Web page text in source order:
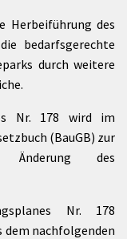
Herbeiführung des
bedarfsgerechte
durch weitere
Nr. 178 wird im
(BauGB) zur
Änderung des
Nr. 178
dem nachfolgenden